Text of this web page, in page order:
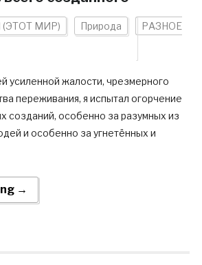
(ЭТОТ МИР) Природа РАЗНОЕ
усиленной жалости, чрезмерного
переживания, я испытал огорчение
созданий, особенно за разумных из
и особенно за угнетённых и
→